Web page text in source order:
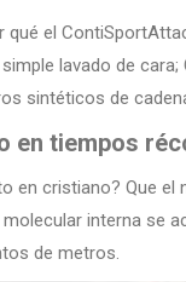
qué el
lavado de
sintéticos de
en tiempos
en cristiano? Que
interna se
de metros.